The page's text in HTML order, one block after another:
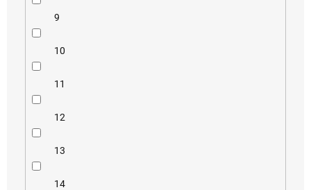
9
10
11
12
13
14